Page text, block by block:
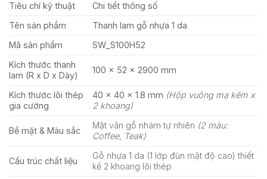
Tiêu chí kỹ thuật
Chi tiết thông số
Tên sản phẩm
Thanh lam gỗ nhựa 1 da
Mã sản phẩm
SW_S100H52
Kích thước thanh
lam (R x D x Dày)
100 x 52 x 2900 mm
Kích thước lõi thép
gia cường
40 x 40 x 1.8 mm (Hộp vuông mạ kẽm x
2 khoang)
Bề mặt & Màu sắc
Mặt vân gỗ nhám tự nhiên (2 màu:
Coffee, Teak)
Cấu trúc chất liệu
Gỗ nhựa 1 da (1 lớp đùn mật độ cao) thiết
kế 2 khoang lõi thép